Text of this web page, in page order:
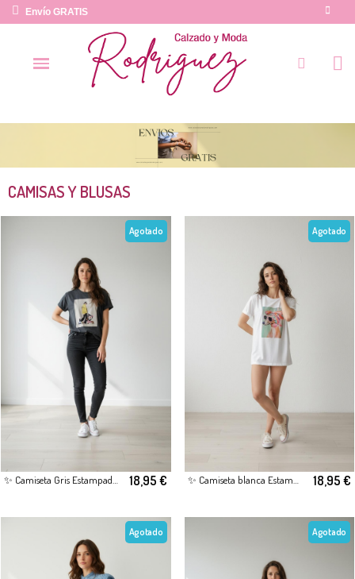
Envío GRATIS
CAMISAS Y BLUSAS
Agotado
18,95 €
Agotado
18,95 €
Agotado Agotado